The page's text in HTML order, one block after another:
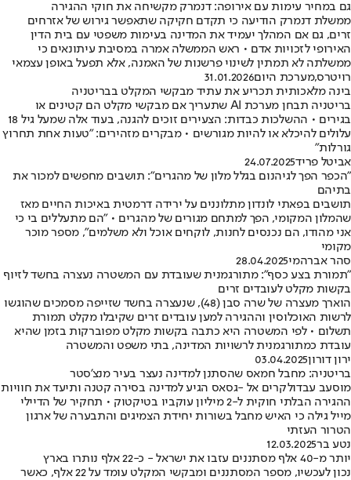
גם במחיר עימות עם אירופה: דנמרק מקשיחה את חוקי ההגירה
ממשלת דנמרק הודיעה כי תקדם חקיקה שתאפשר גירוש של אזרחים
זרים, גם אם המהלך יעמיד את המדינה בעימות משפטי עם בית הדין
האירופי לזכויות אדם • ראש הממשלה אמרה במסיבת עיתונאים כי
ממשלתה לא תמתין לשינוי פרשנות של האמנה, אלא תפעל באופן עצמאי
רויטרס,מערכת היום31.01.2026
בינה מלאכותית תכריע את עתיד מבקשי המקלט בבריטניה
בריטניה תבחן מערכת AI שתעריך אם מבקשי מקלט הם קטינים או
בגירים • ההשלכות כבדות: הצעירים זוכים להגנה, בעוד אלה שמעל גיל 18
עלולים להיכלא או להיות מגורשים • מבקרים מזהירים: "טעות אחת תחרוץ
גורלות"
אביטל פריד24.07.2025
"הכפר הפך לגיהנום בגלל מלון של מהגרים": תושבים מחפשים למכור את
בתיהם
תושבים בפאתי לונדון מתלוננים על ירידה דרמטית באיכות החיים מאז
שהמלון המקומי, הפך למתחם מגורים של מהגרים • "הם מתעללים בי כי
אני מהודו, הם נכנסים לחנות, לוקחים אוכל ולא משלמים", מספר מוכר
מקומי
סהר אברהמי28.04.2025
"תמורת בצע כסף": מתורגמנית שעובדת עם המשטרה נעצרה בחשד לזיוף
בקשות מקלט לעובדים זרים
הוארך מעצרה של שרה סבן (48), שנעצרה בחשד שזייפה מסמכים שהוגשו
לרשות האוכלוסין וההגירה למען עובדים זרים שקיבלו מקלט תמורת
תשלום • לפי המשטרה היא כתבה בקשות מקלט מפוברקות בזמן שהיא
עובדת כמתורגמנית לרשויות המדינה, בתי משפט והמשטרה
ירון דורון03.04.2025
בריטניה: מחבל חמאס שהסתנן למדינה נעצר בעיר מנצ'סטר
מוסעב עבדולקרים אל -גסאס הגיע למדינה בסירה קטנה ותיעד את חוויות
ההגירה הבלתי חוקית ל-2 מיליון עוקביו בטיקטוק • תחקיר של הדיילי
מייל גילה כי האיש מחבל בשורות יחידת הצמיגים והתבערה של ארגון
הטרור העזתי
נטע בר12.03.2025
יותר מ-40 אלף מסתננים עזבו את ישראל - כ-22 אלף נותרו בארץ
נכון לעכשיו, מספר המסתננים ומבקשי המקלט עומד על 22 אלף, כאשר